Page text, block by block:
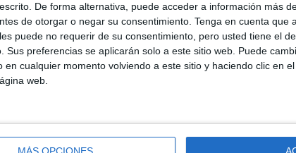
De forma alternativa, puede acceder a información más
de otorgar o negar su consentimiento. Tenga en cuenta que
puede no requerir de su consentimiento, pero usted tiene el
Sus preferencias se aplicarán solo a este sitio web. Puede
en cualquier momento volviendo a este sitio y haciendo clic en
web.